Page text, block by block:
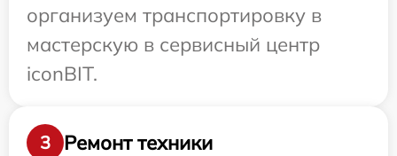
организуем транспортировку в
мастерскую в сервисный центр
iconBIT.
3
Ремонт техники